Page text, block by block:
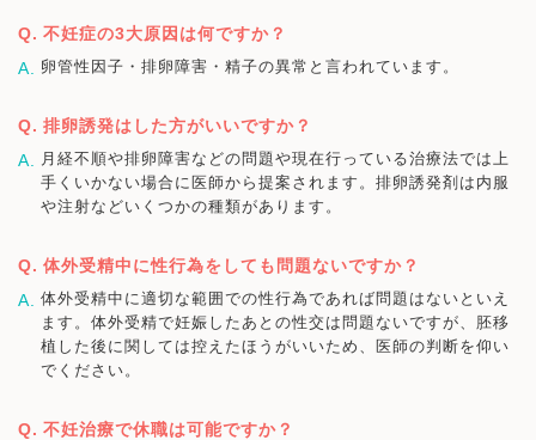
不妊症の3大原因は何ですか？
卵管性因子・排卵障害・精子の異常と言われています。
排卵誘発はした方がいいですか？
月経不順や排卵障害などの問題や現在行っている治療法では上
手くいかない場合に医師から提案されます。排卵誘発剤は内服
や注射などいくつかの種類があります。
体外受精中に性行為をしても問題ないですか？
体外受精中に適切な範囲での性行為であれば問題はないといえ
ます。体外受精で妊娠したあとの性交は問題ないですが、胚移
植した後に関しては控えたほうがいいため、医師の判断を仰い
でください。
不妊治療で休職は可能ですか？